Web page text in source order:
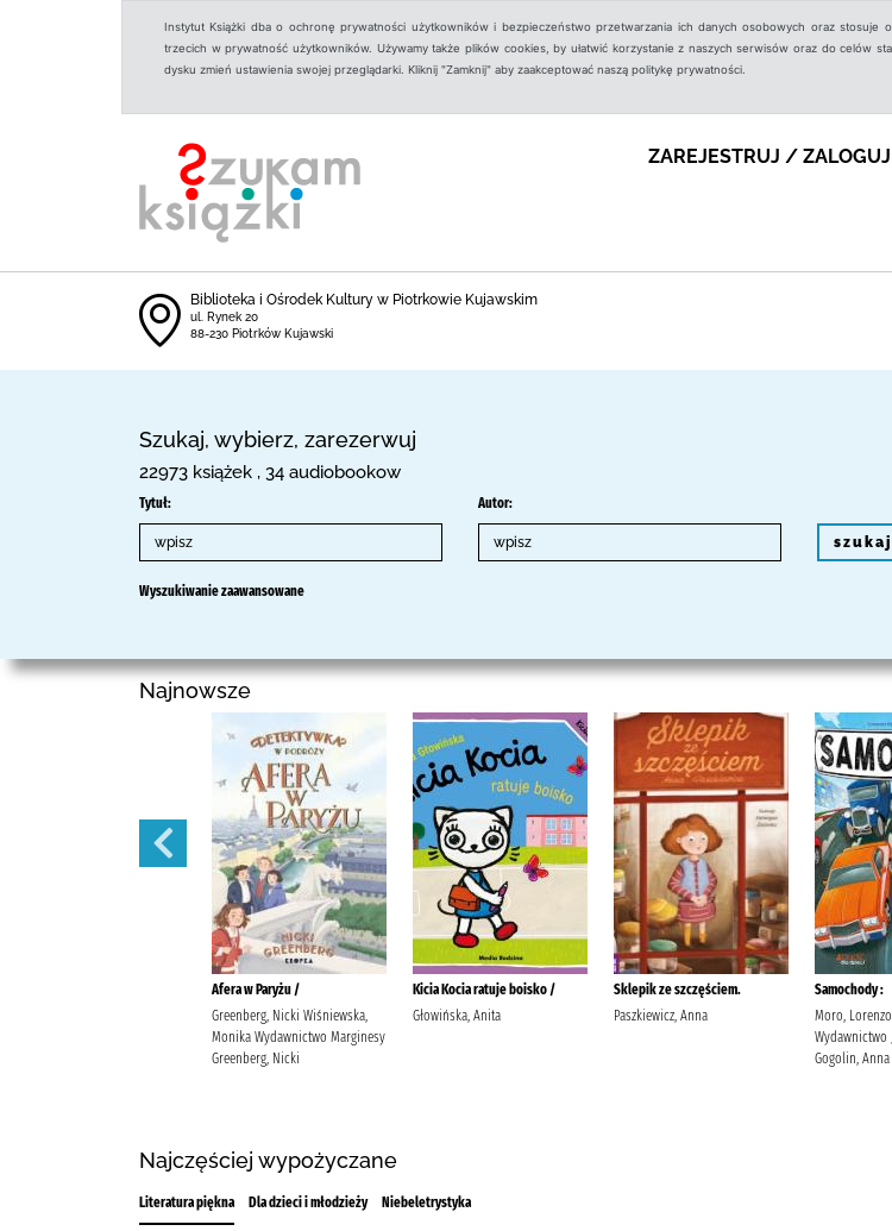
Instytut Książki dba o ochronę prywatności użytkowników i bezpieczeństwo przetwarzania ich danych osobowych oraz stosuje
trzecich w prywatność użytkowników. Używamy także plików cookies, by ułatwić korzystanie z naszych serwisów oraz do celów
dysku zmień ustawienia swojej przeglądarki. Kliknij "Zamknij" aby zaakceptować naszą politykę prywatności.
ZAREJESTRUJ / ZALOGUJ
Biblioteka i Ośrodek Kultury w Piotrkowie Kujawskim
ul. Rynek 20
88-230 Piotrków Kujawski
Szukaj, wybierz, zarezerwuj
22973 książek , 34 audiobookow
Tytuł: Autor:
szukaj
Wyszukiwanie zaawansowane
Najnowsze
Afera w Paryżu /
Greenberg, Nicki Wiśniewska,
Monika Wydawnictwo Marginesy
Greenberg, Nicki
Kicia Kocia ratuje boisko /
Głowińska, Anita
Sklepik ze szczęściem.
Paszkiewicz, Anna
Samochody :
Moro,
Wydawnictwo
Gogolin, Anna
Najczęściej wypożyczane
Literatura piękna Dla dzieci i młodzieży Niebeletrystyka